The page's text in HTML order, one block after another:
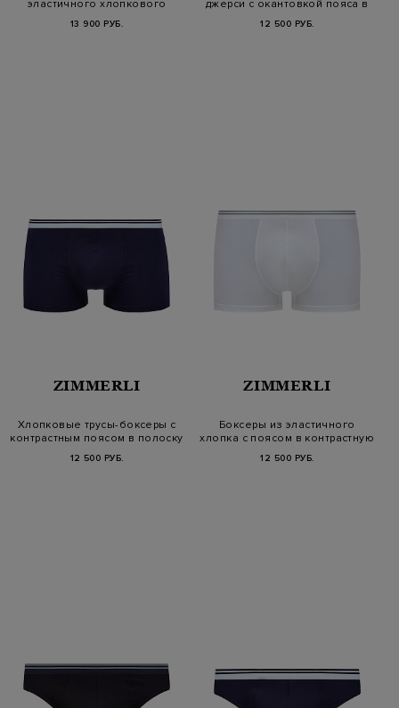
эластичного хлопкового
13 900 РУБ.
джерси с окантовкой пояса в
12 500 РУБ.
ZIMMERLI
Хлопковые трусы-боксеры с
контрастным поясом в полоску
12 500 РУБ.
ZIMMERLI
Боксеры из эластичного
хлопка с поясом в контрастную
12 500 РУБ.